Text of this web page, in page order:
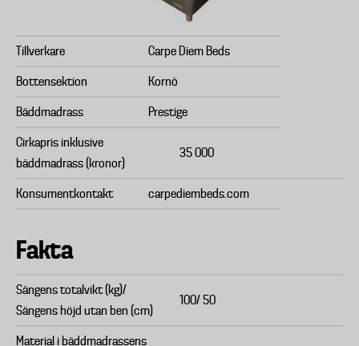
Tillverkare Carpe Diem Beds
Bottensektion Kornö
Bäddmadrass Prestige
Cirkapris inklusive
bäddmadrass (kronor)
35 000
Konsumentkontakt carpediembeds.com
Fakta
Sängens totalvikt (kg)/
Sängens höjd utan ben (cm)
100/ 50
Material i bäddmadrassens